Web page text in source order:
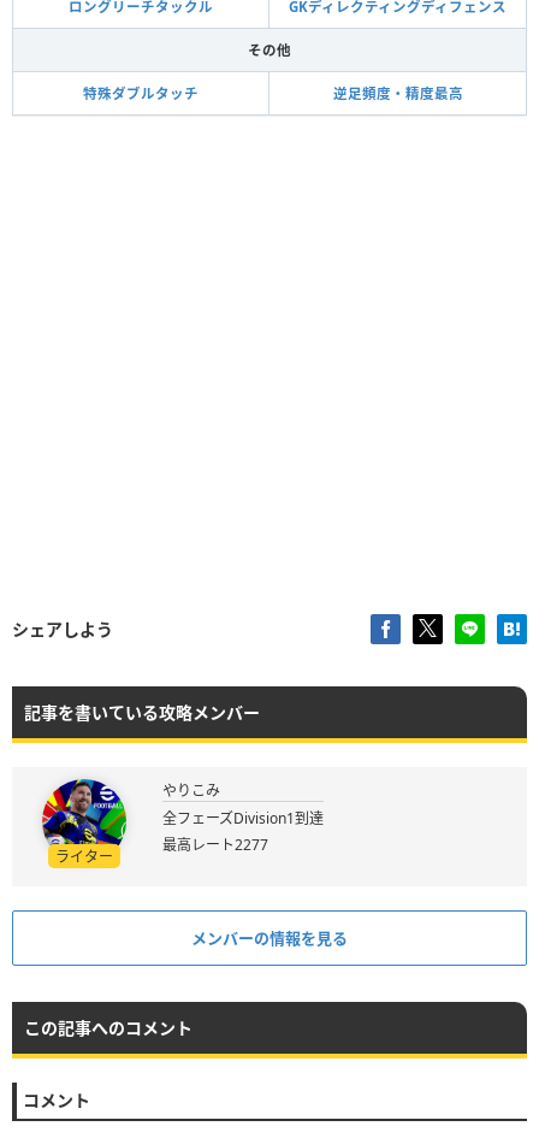
ロングリーチタックル GKディレクティングディフェンス
その他
特殊ダブルタッチ 逆足頻度・精度最高
シェアしよう
記事を書いている攻略メンバー
ライター
やりこみ
全フェーズDivision1到達
最高レート2277
メンバーの情報を見る
この記事へのコメント
コメント